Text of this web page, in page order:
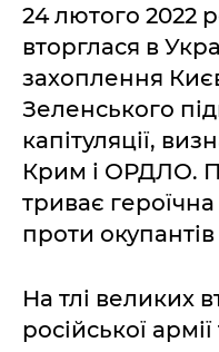
24 лютого 2022
вторглася в
захоплення
Зеленського
капітуляції,
Крим і ОРДЛО.
триває
проти
На тлі великих
російської